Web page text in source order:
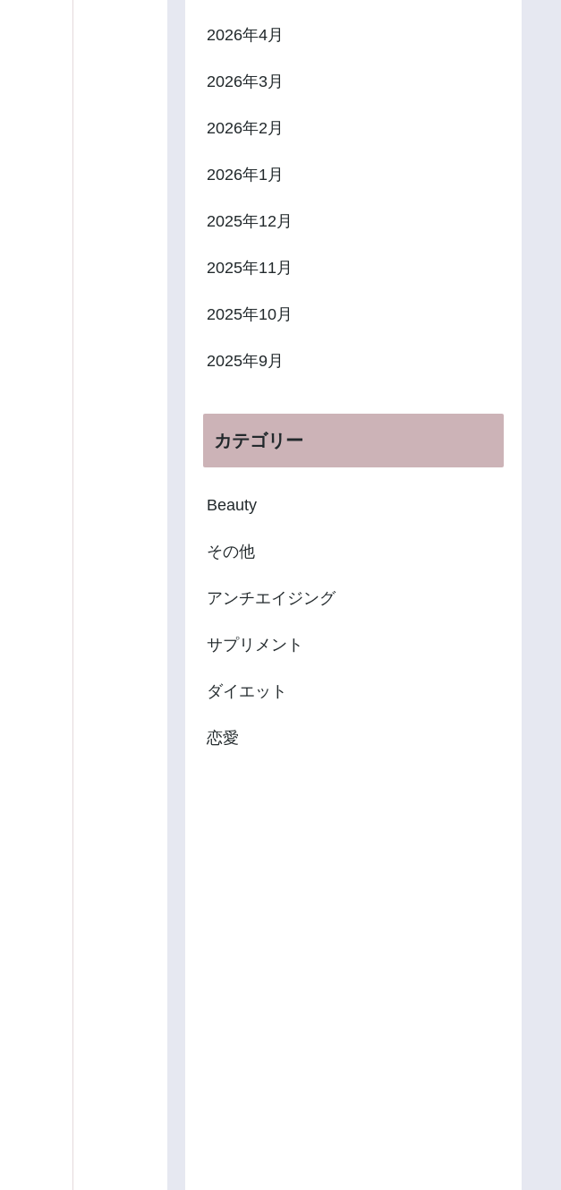
2026年4月
2026年3月
2026年2月
2026年1月
2025年12月
2025年11月
2025年10月
2025年9月
カテゴリー
Beauty
その他
アンチエイジング
サプリメント
ダイエット
恋愛